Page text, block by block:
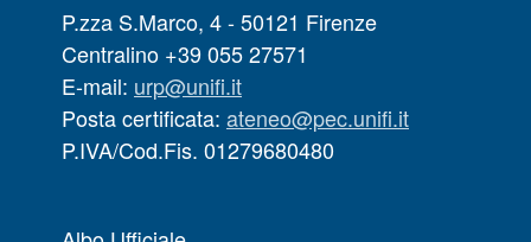
P.zza S.Marco, 4 - 50121 Firenze
Centralino +39 055 27571
E-mail: urp@unifi.it
Posta certificata: ateneo@pec.unifi.it
P.IVA/Cod.Fis. 01279680480